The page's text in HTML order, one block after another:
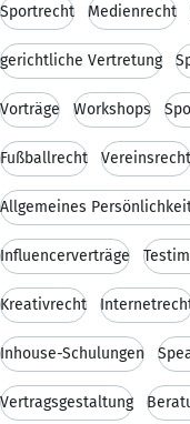
Sportrecht Medienrecht
gerichtliche Vertretung
Vorträge Workshops
Fußballrecht Vereinsrecht
Allgemeines
Influencerverträge
Kreativrecht
Inhouse-Schulungen
Vertragsgestaltung